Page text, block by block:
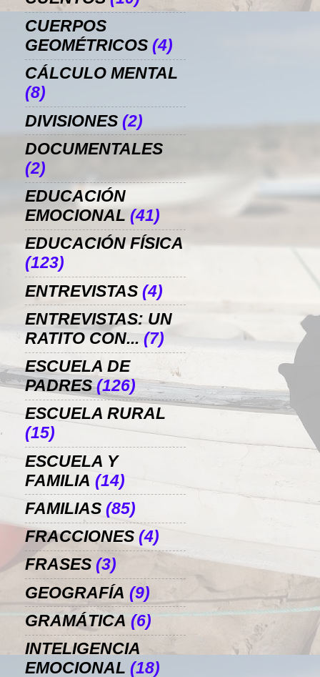
CUERPOS
GEOMÉTRICOS (4)
CÁLCULO MENTAL
(8)
DIVISIONES (2)
DOCUMENTALES
(2)
EDUCACIÓN
EMOCIONAL (41)
EDUCACIÓN FÍSICA
(123)
ENTREVISTAS (4)
ENTREVISTAS: UN
RATITO CON... (7)
ESCUELA DE
PADRES (126)
ESCUELA RURAL
(15)
ESCUELA Y
FAMILIA (14)
FAMILIAS (85)
FRACCIONES (4)
FRASES (3)
GEOGRAFÍA (9)
GRAMÁTICA (6)
INTELIGENCIA
EMOCIONAL (18)